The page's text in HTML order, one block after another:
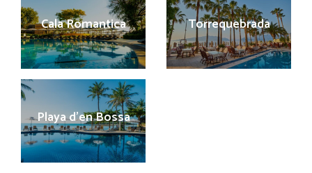
Cala Romantica Torrequebrada
Playa d’en Bossa